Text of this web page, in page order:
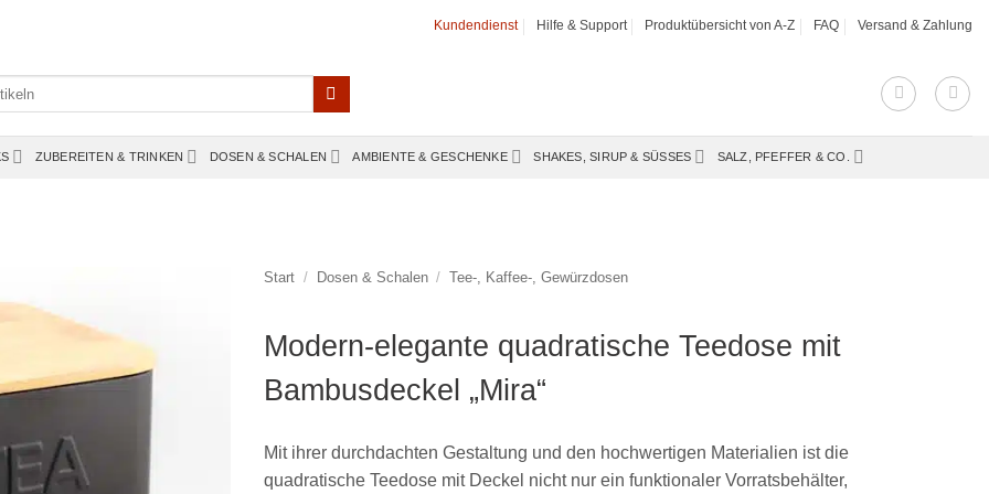
Kundendienst Hilfe & Support Produktübersicht von A-Z FAQ Versand & Zahlung
ZUBEREITEN & TRINKEN DOSEN & SCHALEN AMBIENTE & GESCHENKE SHAKES, SIRUP & SÜSSES SALZ, PFEFFER & CO.
Start / Dosen & Schalen / Tee-, Kaffee-, Gewürzdosen
Modern-elegante quadratische Teedose mit
Bambusdeckel „Mira“
Mit ihrer durchdachten Gestaltung und den hochwertigen Materialien ist die
quadratische Teedose mit Deckel nicht nur ein funktionaler Vorratsbehälter,